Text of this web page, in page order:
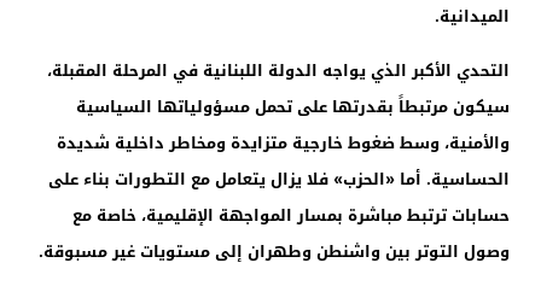
الميدانية.
التحدي الأكبر الذي يواجه الدولة اللبنانية في المرحلة المقبلة،
سيكون مرتبطاً بقدرتها على تحمل مسؤولياتها السياسية
والأمنية، وسط ضغوط خارجية متزايدة ومخاطر داخلية شديدة
الحساسية. أما «الحزب» فلا يزال يتعامل مع التطورات بناء على
حسابات ترتبط مباشرة بمسار المواجهة الإقليمية، خاصة مع
وصول التوتر بين واشنطن وطهران إلى مستويات غير مسبوقة.